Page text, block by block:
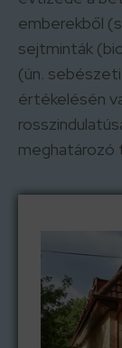
emberekből
sejtminták
(ún.
értékelésén
meghatározó